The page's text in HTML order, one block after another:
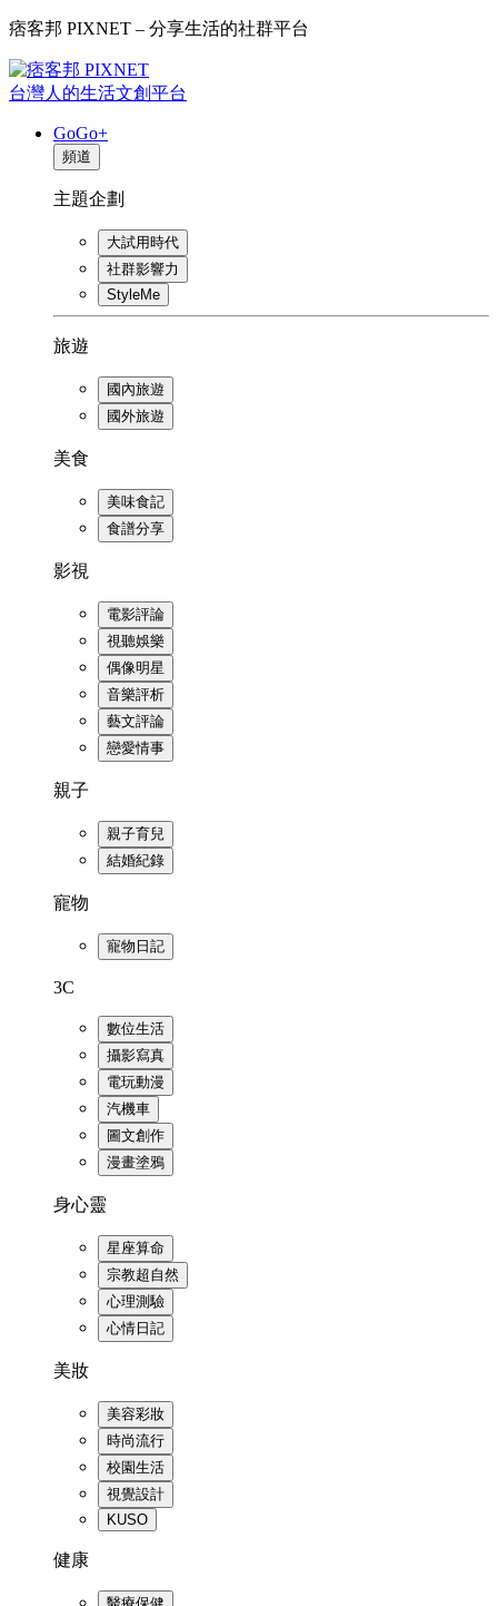
痞客邦 PIXNET – 分享生活的社群平台
台灣人的生活文創平台
GoGo+
頻道
主題企劃
大試用時代
社群影響力
StyleMe
旅遊
國內旅遊
國外旅遊
美食
美味食記
食譜分享
影視
電影評論
視聽娛樂
偶像明星
音樂評析
藝文評論
戀愛情事
親子
親子育兒
結婚紀錄
寵物
寵物日記
3C
數位生活
攝影寫真
電玩動漫
汽機車
圖文創作
漫畫塗鴉
身心靈
星座算命
宗教超自然
心理測驗
心情日記
美妝
美容彩妝
時尚流行
校園生活
視覺設計
KUSO
健康